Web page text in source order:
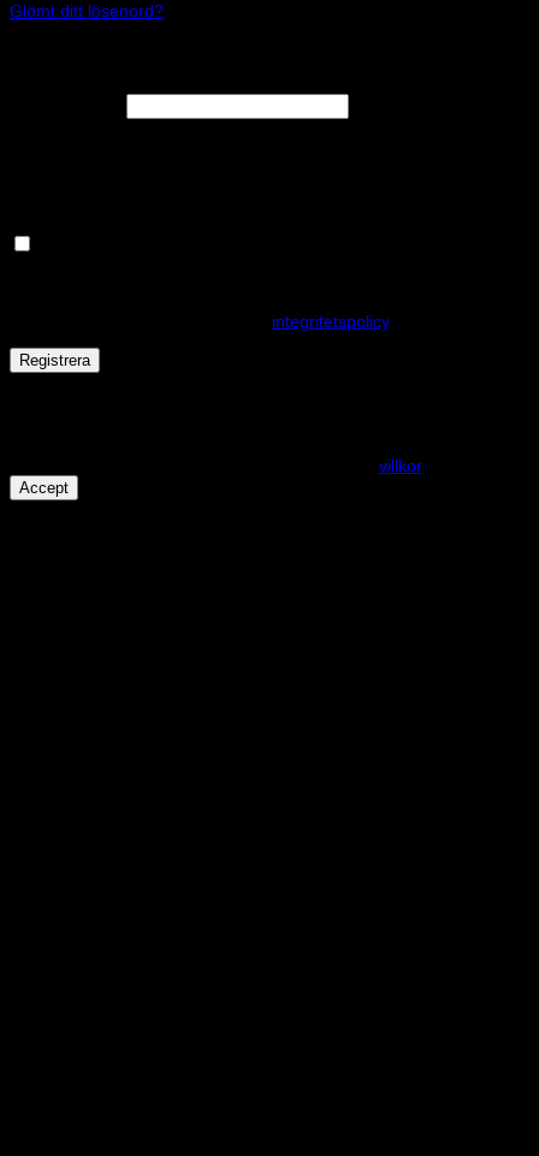
Glömt ditt lösenord?
integritetspolicy.
Registrera
villkor.
Accept